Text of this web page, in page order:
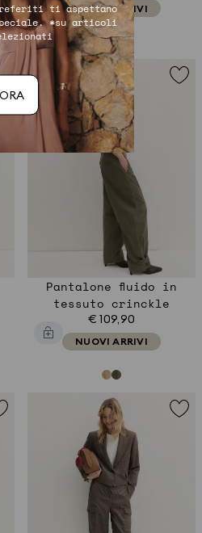
NUOVI ARRIVI
Pantalone fluido in
tessuto crinckle
€ 109,90
NUOVI ARRIVI
ti aspettano
*su articoli